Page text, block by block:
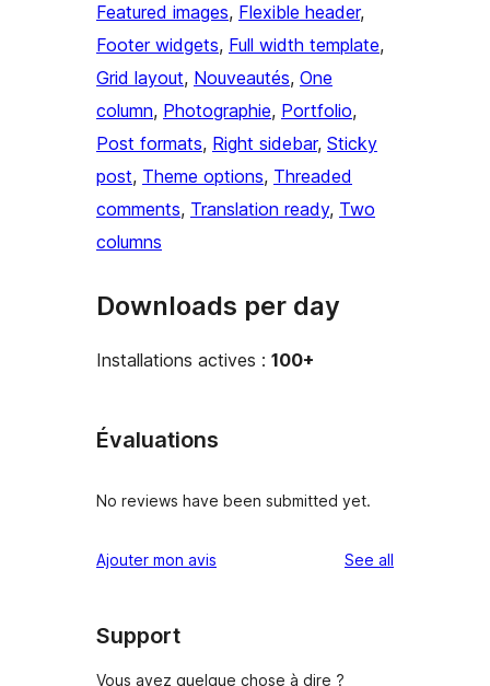
Featured images, Flexible header
Footer widgets, Full width template
Grid layout, Nouveautés, One
column, Photographie, Portfolio
Post formats, Right sidebar, Sticky
post, Theme options, Threaded
comments, Translation ready, Two
columns
Downloads per day
Installations actives : 100+
Évaluations
No reviews have been submitted yet.
Ajouter mon avis See all
Support
Vous avez quelque chose à dire ?